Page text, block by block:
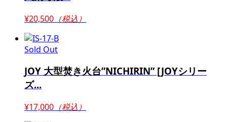
¥20,500 （税込）
Sold Out
JOY 大型焚き火台”NICHIRIN” [JOYシリー
ズ...
¥17,000 （税込）